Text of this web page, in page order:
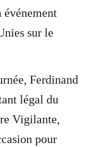
sur le
Ferdinand
légal du
Vigilante,
pour